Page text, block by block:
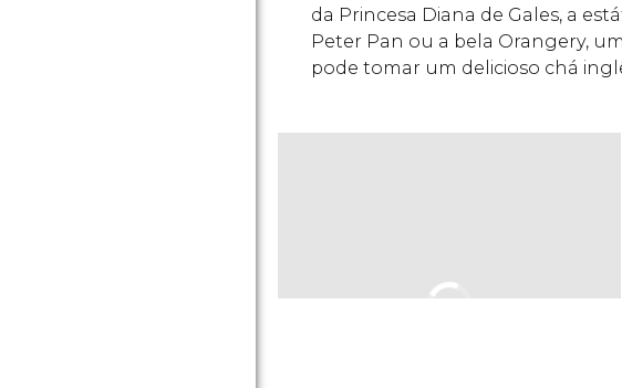
da Princesa Diana de Gales, a
Peter Pan ou a bela Orangery,
pode tomar um delicioso chá